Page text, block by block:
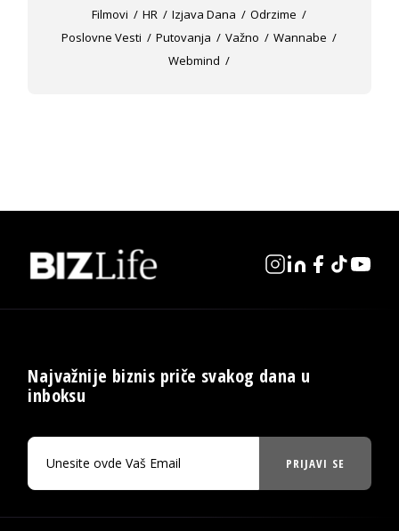
Filmovi
HR Izjava Dana
Odrzime
Poslovne Vesti
Putovanja Važno
Wannabe
Webmind
Najvažnije biznis priče svakog dana u
inboksu
PRIJAVI SE